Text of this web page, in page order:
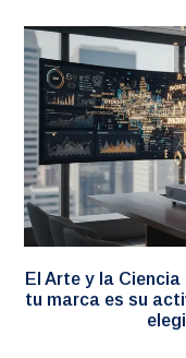
El Arte y la
tu marca es su